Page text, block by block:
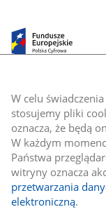
W celu
stosujemy pliki
oznacza, że będą
W każdym
Państwa
witryny oznacza
przetwarzania
elektroniczną.